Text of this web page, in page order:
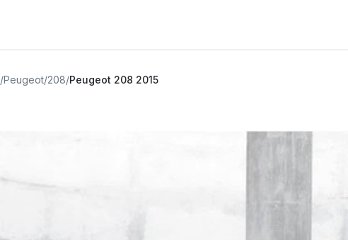
/Peugeot/208/Peugeot 208 2015